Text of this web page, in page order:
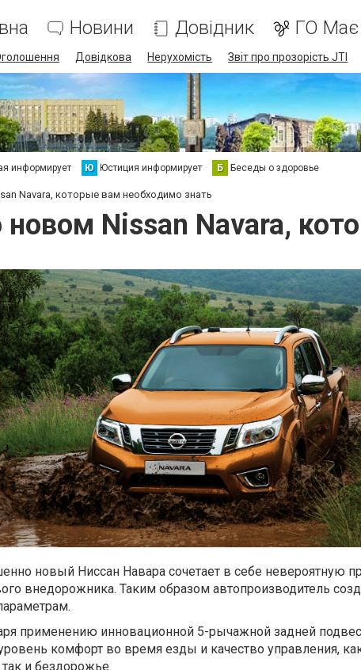
Новини Довідник ГО Має
Довідкова Нерухомість Звіт про прозорість JTI
информирует Ю Юстиция информирует Б Беседы о здоровье
Navara, которые вам необходимо знать
новом Nissan Navara,
новый Ниссан Навара сочетает в себе невероятную
внедорожника. Таким образом автопроизводитель
применению инновационной 5-рычажной задней
комфорт во время езды и качество управления,
так и бездорожье.